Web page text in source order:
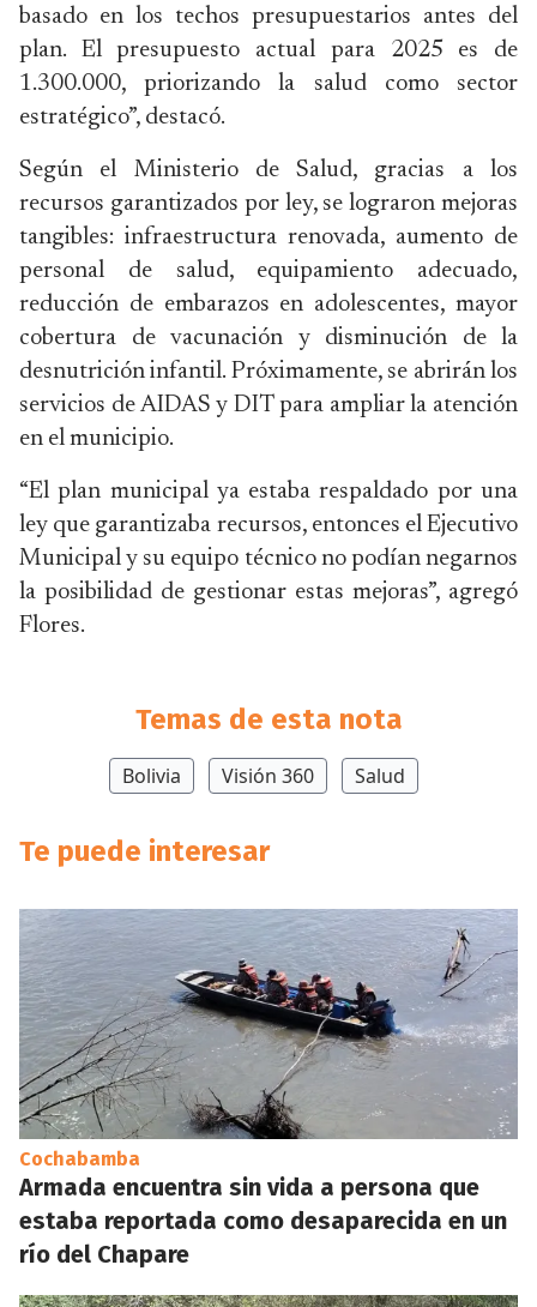
basado en los techos presupuestarios antes del
plan. El presupuesto actual para 2025 es de
1.300.000, priorizando la salud como sector
estratégico”, destacó.
Según el Ministerio de Salud, gracias a los
recursos garantizados por ley, se lograron mejoras
tangibles: infraestructura renovada, aumento de
personal de salud, equipamiento adecuado,
reducción de embarazos en adolescentes, mayor
cobertura de vacunación y disminución de la
desnutrición infantil. Próximamente, se abrirán los
servicios de AIDAS y DIT para ampliar la atención
en el municipio.
“El plan municipal ya estaba respaldado por una
ley que garantizaba recursos, entonces el Ejecutivo
Municipal y su equipo técnico no podían negarnos
la posibilidad de gestionar estas mejoras”, agregó
Flores.
Temas de esta nota
Bolivia Visión 360 Salud
Te puede interesar
Cochabamba
Armada encuentra sin vida a persona que
estaba reportada como desaparecida en un
río del Chapare